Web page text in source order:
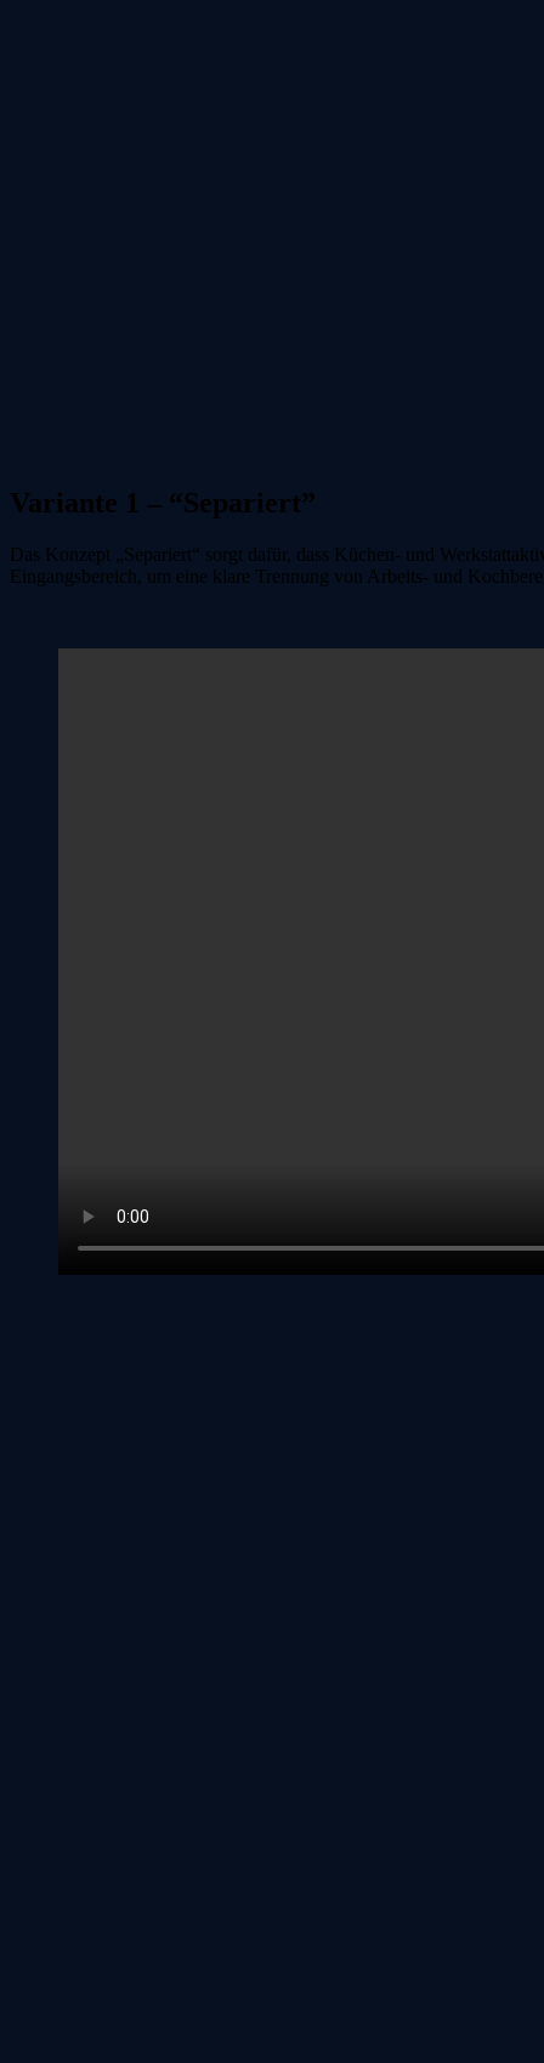
Variante 1 – “Separiert”
Das Konzept „Separiert“ sorgt dafür, dass Küchen- und
Eingangsbereich, um eine klare Trennung von Arbeits- und